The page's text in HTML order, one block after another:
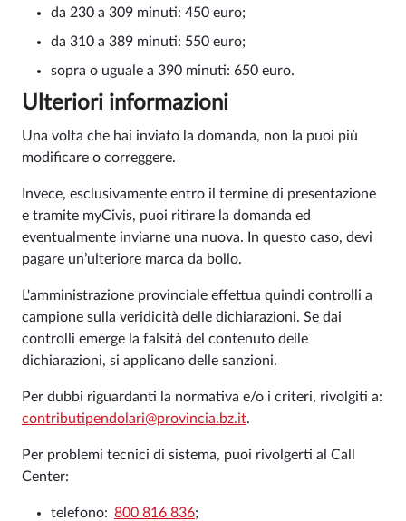
da 230 a 309 minuti: 450 euro;
da 310 a 389 minuti: 550 euro;
sopra o uguale a 390 minuti: 650 euro.
Ulteriori informazioni
Una volta che hai inviato la domanda, non la puoi più
modificare o correggere.
Invece, esclusivamente entro il termine di presentazione
e tramite myCivis, puoi ritirare la domanda ed
eventualmente inviarne una nuova. In questo caso, devi
pagare un’ulteriore marca da bollo.
L'amministrazione provinciale effettua quindi controlli a
campione sulla veridicità delle dichiarazioni. Se dai
controlli emerge la falsità del contenuto delle
dichiarazioni, si applicano delle sanzioni.
Per dubbi riguardanti la normativa e/o i criteri, rivolgiti a:
contributipendolari@provincia.bz.it.
Per problemi tecnici di sistema, puoi rivolgerti al Call
Center:
telefono: 800 816 836;